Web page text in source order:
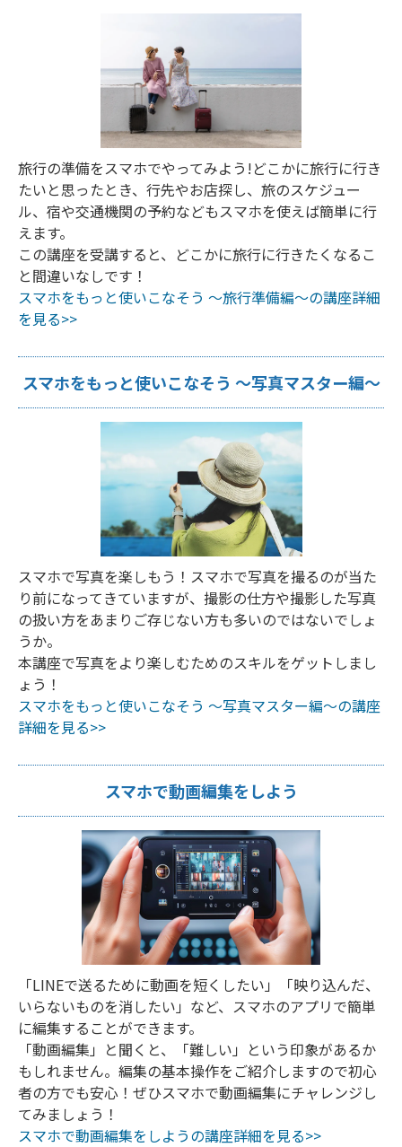
旅行の準備をスマホでやってみよう!どこかに旅行に行き
たいと思ったとき、行先やお店探し、旅のスケジュー
ル、宿や交通機関の予約などもスマホを使えば簡単に行
えます。
この講座を受講すると、どこかに旅行に行きたくなるこ
と間違いなしです！
スマホをもっと使いこなそう ～旅行準備編～の講座詳細
を見る>>
スマホをもっと使いこなそう ～写真マスター編～
スマホで写真を楽しもう！スマホで写真を撮るのが当た
り前になってきていますが、撮影の仕方や撮影した写真
の扱い方をあまりご存じない方も多いのではないでしょ
うか。
本講座で写真をより楽しむためのスキルをゲットしまし
ょう！
スマホをもっと使いこなそう ～写真マスター編～の講座
詳細を見る>>
スマホで動画編集をしよう
「LINEで送るために動画を短くしたい」「映り込んだ、
いらないものを消したい」など、スマホのアプリで簡単
に編集することができます。
「動画編集」と聞くと、「難しい」という印象があるか
もしれません。編集の基本操作をご紹介しますので初心
者の方でも安心！ぜひスマホで動画編集にチャレンジし
てみましょう！
スマホで動画編集をしようの講座詳細を見る>>